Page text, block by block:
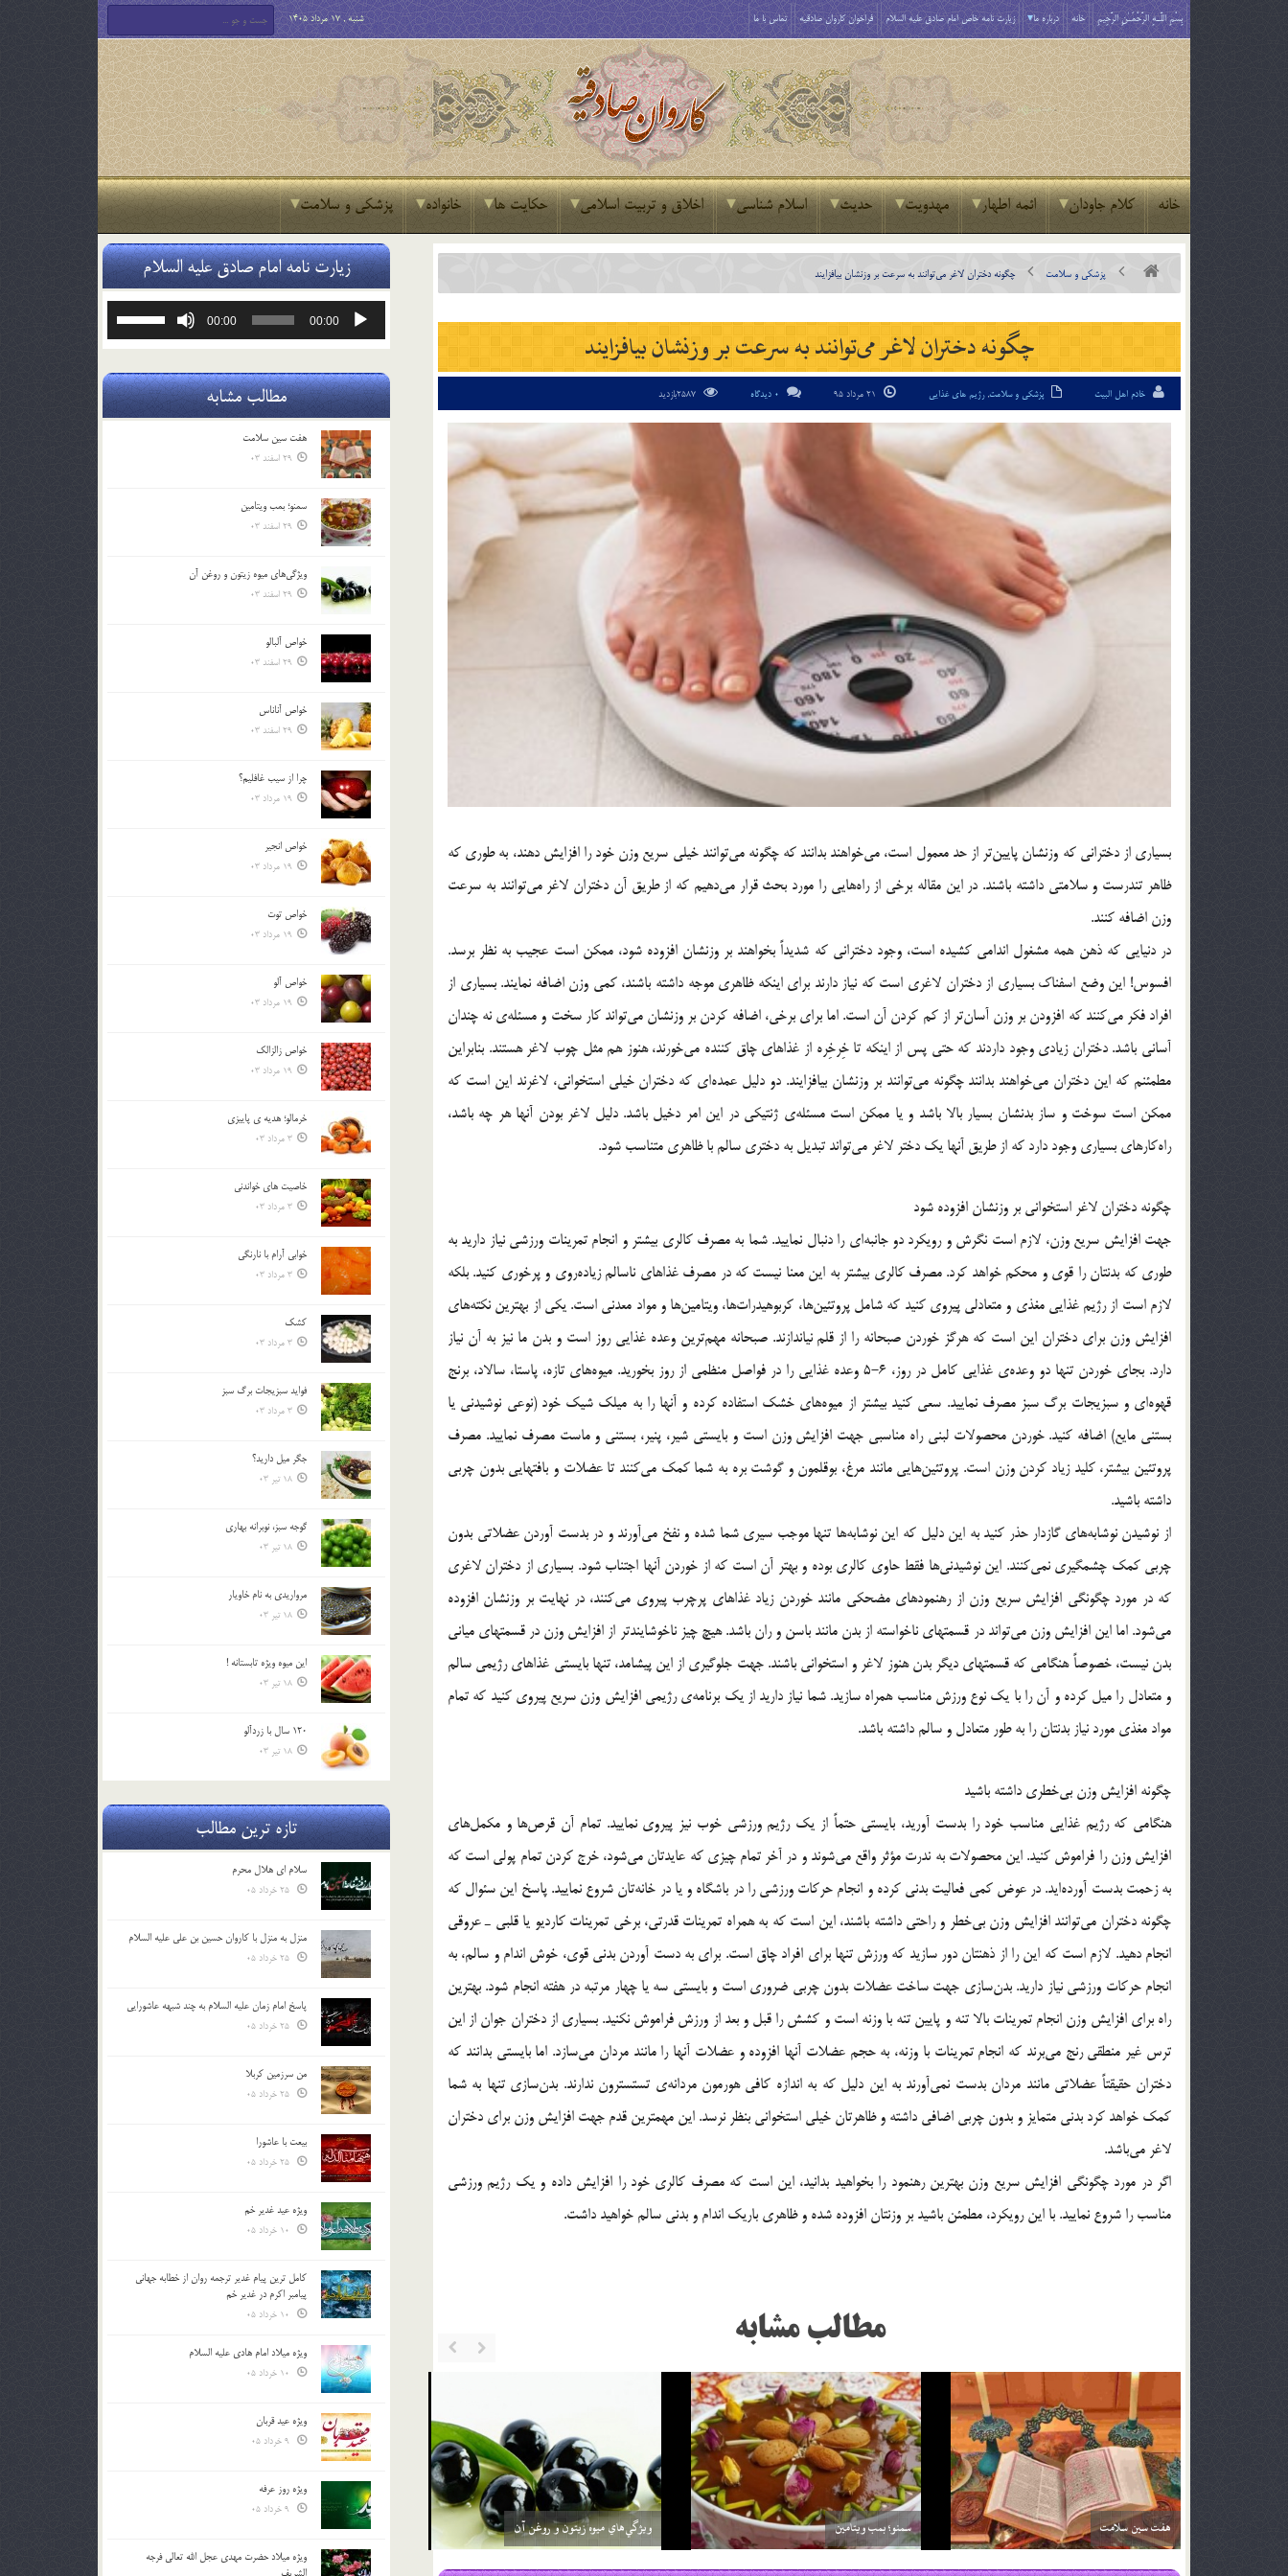
بِسْمِ اللَّـهِ الرَّحْمَـٰنِ الرَّحِيمِ خانه درباره ما زیارت نامه خاص امام صادق علیه السلام فراخوان کاروان صادقیه تماس با ما شنبه , 17 مرداد 1405
خانه کلام جاودان ائمه اطهار مهدویت حدیث اسلام شناسی اخلاق و تربیت اسلامی حکایت ها خانواده پزشکی و سلامت
پزشکی و سلامت چگونه دختران لاغر می‌توانند به سرعت بر وزنشان بیافزایند
چگونه دختران لاغر می‌توانند به سرعت بر وزنشان بیافزایند
خادم اهل البیت پزشکی و سلامت,رژیم های غذایی 0 دیدگاه
بسیاری از دخترانی که وزنشان پایین‌تر از حد معمول است، می‌خواهند بدانند که چگونه می‌توانند خیلی سریع وزن خود را افزایش دهند، به طوری که
ظاهر تندرست و سلامتی داشته باشند. در این مقاله برخی از راه‌هایی را مورد بحث قرار می‌دهیم که از طریق آن دختران لاغر می‌توانند به سرعت
وزن اضافه کنند.
در دنیایی که ذهن همه مشغول اندامی کشیده است، وجود دخترانی که شدیداً بخواهند بر وزنشان افزوده شود، ممکن است عجیب به نظر برسد.
افسوس! این وضع اسفناک بسیاری از دختران لاغری است که نیاز دارند برای اینکه ظاهری موجه داشته باشند، کمی وزن اضافه نمایند. بسیاری از
افراد فکر می‌کنند که افزودن بر وزن آسان‌تر از کم کردن آن است. اما برای برخی، اضافه کردن بر وزنشان می‌تواند کار سخت و مسئله‌ی نه چندان
آسانی باشد. دختران زیادی وجود داردند که حتی پس از اینکه تا خِرخِره از غذاهای چاق کننده می‌خورند، هنوز هم مثل چوب لاغر هستند. بنابراین
مطمئنم که این دختران می‌خواهند بدانند چگونه می‌توانند بر وزنشان بیافزایند. دو دلیل عمده‌ای که دختران خیلی استخوانی، لاغرند این است که
ممکن است سوخت و ساز بدنشان بسیار بالا باشد و یا ممکن است مسئله‌ی ژنتیکی در این امر دخیل باشد. دلیل لاغر بودن آنها هر چه باشد،
راه‌کارهای بسیاری وجود دارد که از طریق آنها یک دختر لاغر می‌تواند تبدیل به دختری سالم با ظاهری متناسب شود.
چگونه دختران لاغر استخوانی بر وزنشان افزوده ‌شود
جهت افزایش سریع وزن، لازم است نگرش و رویکرد دو جانبه‌ای را دنبال نمایید. شما به مصرف کالری بیشتر و انجام تمرینات ورزشی نیاز دارید به
طوری که بدنتان را قوی و محکم خواهد کرد. مصرف کالری بیشتر به این معنا نیست که در مصرف غذاهای ناسالم زیاده‌روی و پرخوری کنید. بلکه
لازم است از رژیم غذایی مغذی و متعادلی پیروی کنید که شامل پروتئین‌ها، کربوهیدرات‌ها، ویتامین‌ها و مواد معدنی است. یکی از بهترین نکته‌های
افزایش وزن برای دختران این است که هرگز خوردن صبحانه را از قلم نیاندازند. صبحانه مهم‌ترین وعده غذایی روز است و بدن ما نیز به آن نیاز
دارد. بجای خوردن تنها دو وعده‌ی غذایی کامل در روز، 6-5 وعده غذایی را در فواصل منظمی از روز بخورید. میوه‌های تازه، پاستا، سالاد، برنج
قهوه‌ای و سبزیجات برگ سبز مصرف نمایید. سعی کنید بیشتر از میوه‌های خشک استفاده کرده و آنها را به میلک شیک خود (نوعی نوشیدنی یا
بستنی مایع) اضافه کنید. خوردن محصولات لبنی راه مناسبی جهت افزایش وزن است و بایستی شیر، پنیر، بستنی و ماست مصرف نمایید. مصرف
پروتئین بیشتر، کلید زیاد کردن وزن است. پروتئین‌هایی مانند مرغ، بوقلمون و گوشت بره به شما کمک می‌کنند تا عضلات و بافتهایی بدون چربی
داشته باشید.
از نوشیدن نوشابه‌های گازدار حذر کنید به این دلیل که این نوشابه‌ها تنها موجب سیری شما شده و نفخ می‌آورند و در بدست آوردن عضلاتی بدون
چربی کمک چشمگیری نمی‌کنند. این نوشیدنی‌ها فقط حاوی کالری‌ بوده و بهتر آن است که از خوردن آنها اجتناب شود. بسیاری از دختران لاغری
که در مورد چگونگی افزایش سریع وزن از رهنمودهای مضحکی مانند خوردن زیاد غذاهای پرچرب پیروی می‌کنند، در نهایت بر وزنشان افزوده
می‌شود. اما این افزایش وزن می‌تواند در قسمتهای ناخواسته از بدن مانند باسن و ران باشد. هیچ چیز ناخوشایندتر از افزایش وزن در قسمتهای میانی
بدن نیست، خصوصاً هنگامی که قسمتهای دیگر بدن هنوز لاغر و استخوانی باشند. جهت جلوگیری از این پیشامد، تنها بایستی غذاهای رژیمی سالم
و متعادل را میل کرده و آن را با یک نوع ورزش مناسب همراه سازید. شما نیاز دارید از یک برنامه‌ی رژیمی افزایش وزن سریع پیروی کنید که تمام
مواد مغذی مورد نیاز بدنتان را به طور متعادل و سالم داشته باشد.
چگونه افزایش وزن بی‌خطری داشته باشید
هنگامی که رژیم غذایی مناسب خود را بدست آورید، بایستی حتماً از یک رژیم ورزشی خوب نیز پیروی نمایید. تمام آن قرص‌ها و مکمل‌های
افزایش وزن را فراموش کنید. این محصولات به ندرت مؤثر واقع می‌شوند و در آخر تمام چیزی که عایدتان می‌شود، خرج کردن تمام پولی است که
به زحمت بدست آورده‌اید. در عوض کمی فعالیت بدنی کرده و انجام حرکات ورزشی را در باشگاه و یا در خانه‌تان شروع نمایید. پاسخ این سئوال که
چگونه دختران می‌توانند افزایش وزن بی‌خطر و راحتی داشته باشند، این است که به همراه تمرینات قدرتی، برخی تمرینات کاردیو یا قلبی ـ عروقی
انجام دهید. لازم است که این را از ذهنتان دور سازید که ورزش تنها برای افراد چاق است. برای به دست آوردن بدنی قوی، خوش اندام و سالم، به
انجام حرکات ورزشی نیاز دارید. بدن‌سازی جهت ساخت عضلات بدون چربی ضروری است و بایستی سه یا چهار مرتبه در هفته انجام شود. بهترین
راه برای افزایش وزن انجام تمرینات بالا تنه و پایین تنه با وزنه است و کشش را قبل و بعد از ورزش فراموش نکنید. بسیاری از دختران جوان از این
ترس غیر منطقی رنج می‌برند که انجام تمرینات با وزنه، به حجم عضلات آنها افزوده و عضلات آنها را مانند مردان می‌سازد. اما بایستی بدانند که
دختران حقیقتاً عضلاتی مانند مردان بدست نمی‌آورند به این دلیل که به اندازه کافی هورمون مردانه‌ی تستسترون ندارند. بدن‌سازی تنها به شما
کمک خواهد کرد بدنی متمایز و بدون چربی اضافی داشته و ظاهرتان خیلی استخوانی بنظر نرسد. این مهمترین قدم جهت افزایش وزن برای دختران
لاغر می‌باشد.
اگر در مورد چگونگی افزایش سریع وزن بهترین رهنمود را بخواهید بدانید، این است که مصرف کالری خود را افزایش داده و یک رژیم ورزشی
مناسب را شروع نمایید. با این رویکرد، مطمئن باشید بر وزنتان افزوده شده و ظاهری باریک اندام و بدنی سالم خواهید داشت.
مطالب مشابه
خواص آلبالو
29 اسفند 03
خواص آناناس
29 اسفند 03
چرا از سيب غافليم؟
19 مرداد 03
زیارت نامه امام صادق علیه السلام
پخش‌کننده
00:00
00:00
یا
صدا
کلیدهای
مطالب مشابه
هفت سين سلامت
29 اسفند 03
سمنو؛ بمب ويتامين
29 اسفند 03
ويژگي‌هاي ميوه زيتون و روغن آن
29 اسفند 03
خواص آلبالو
29 اسفند 03
خواص آناناس
29 اسفند 03
چرا از سيب غافليم؟
19 مرداد 03
خواص انجير
19 مرداد 03
خواص توت
19 مرداد 03
خواص آلو
19 مرداد 03
خواص زالزالک
19 مرداد 03
خرمالو؛ هديه ي پاييزي
3 مرداد 03
خاصيت هاي خواندني
3 مرداد 03
خوابي آرام با نارنگي
3 مرداد 03
کشک
3 مرداد 03
فوايد سبزيجات برگ سبز
3 مرداد 03
جگر ميل داريد؟
18 تیر 03
گوجه سبز، نوبرانه بهاري
18 تیر 03
مرواريدي به نام خاويار
18 تیر 03
اين ميوه ويژه تابستانه !
18 تیر 03
120 سال با زردآلو
18 تیر 03
تازه ترین مطالب
سلام ای هلال محرم
منزل به منزل با کاروان حسین بن علی علیه السلام
پاسخ امام زمان علیه السلام به چند شبهه عاشورایی
من سرزمین کربلا
بیعت با عاشورا
ویژه عید غدیر خم
کامل ترین پیام غدیر ترجمه روان از خطابه جهانی
پیامبر اکرم در غدیر خم
ویژه میلاد امام هادی علیه السلام
ویژه عید قربان
ویژه روز عرفه
ویژه میلاد حضرت مهدی عجل الله تعالی فرجه